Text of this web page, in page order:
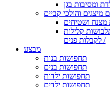
ומסיבות בגן
מיצגים והולכי קביים
מצנח ושטיחים
קלילות
לקבלות פנים /
מבצע
תחפושות בנות
תחפושות בנים
תחפושות ילדות
תחפושות ילדים